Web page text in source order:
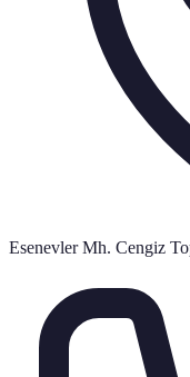
Esenevler Mh. Cengiz